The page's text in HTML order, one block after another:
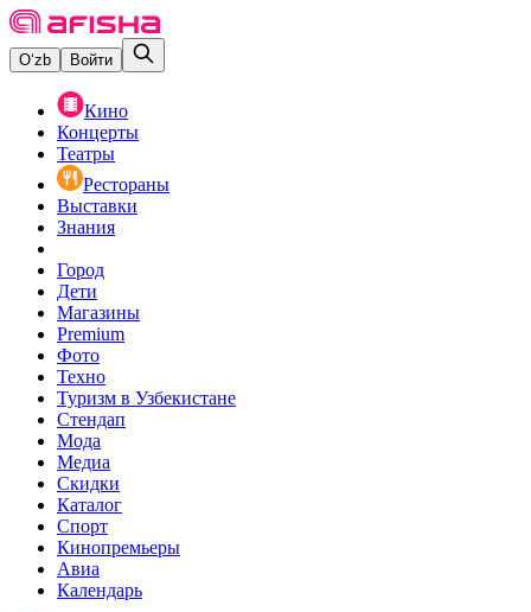
O‘zb Войти
Кино
Концерты
Театры
Рестораны
Выставки
Знания
Город
Дети
Магазины
Premium
Фото
Техно
Туризм в Узбекистане
Стендап
Мода
Медиа
Скидки
Каталог
Спорт
Кинопремьеры
Авиа
Календарь